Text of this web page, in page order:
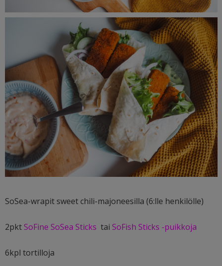
SoSea-wrapit sweet chili-majoneesilla (6:lle henkilölle)
2pktSoFine SoSea Sticks tai SoFish Sticks -puikkoja
6kpl tortilloja